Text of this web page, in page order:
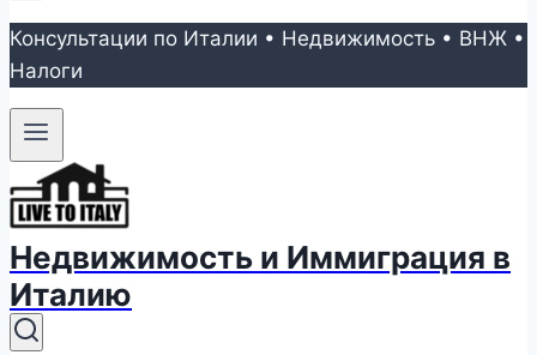
Консультации по Италии • Недвижимость • ВНЖ •
Налоги
Недвижимость и Иммиграция в
Италию